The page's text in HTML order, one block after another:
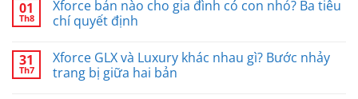
01
Th8
Xforce bản nào cho gia đình có con nhỏ? Ba tiêu
chí quyết định
31
Th7
Xforce GLX và Luxury khác nhau gì? Bước nhảy
trang bị giữa hai bản